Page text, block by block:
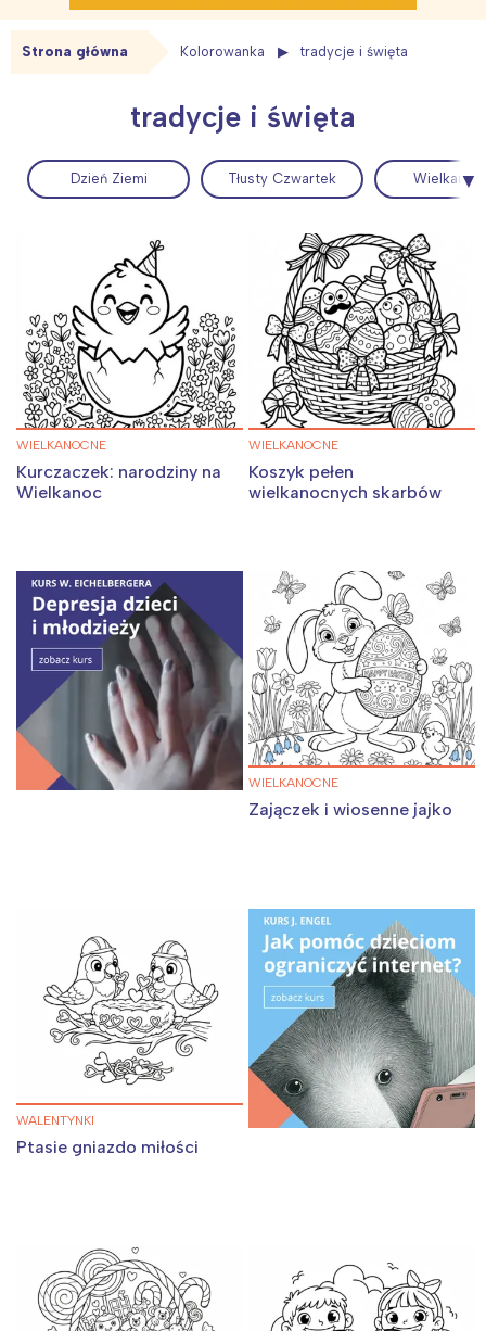
Strona główna Kolorowanka tradycje i święta
tradycje i święta
Dzień Ziemi Tłusty Czwartek
WIELKANOCNE
Kurczaczek: narodziny na
Wielkanoc
WIELKANOCNE
Koszyk pełen
wielkanocnych skarbów
WIELKANOCNE
Zajączek i wiosenne jajko
WALENTYNKI
Ptasie gniazdo miłości